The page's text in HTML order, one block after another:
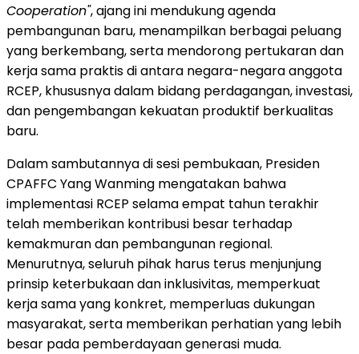
Cooperation", ajang ini mendukung agenda
pembangunan baru, menampilkan berbagai peluang
yang berkembang, serta mendorong pertukaran dan
kerja sama praktis di antara negara-negara anggota
RCEP, khususnya dalam bidang perdagangan, investasi,
dan pengembangan kekuatan produktif berkualitas
baru.
Dalam sambutannya di sesi pembukaan, Presiden
CPAFFC Yang Wanming mengatakan bahwa
implementasi RCEP selama empat tahun terakhir
telah memberikan kontribusi besar terhadap
kemakmuran dan pembangunan regional.
Menurutnya, seluruh pihak harus terus menjunjung
prinsip keterbukaan dan inklusivitas, memperkuat
kerja sama yang konkret, memperluas dukungan
masyarakat, serta memberikan perhatian yang lebih
besar pada pemberdayaan generasi muda.